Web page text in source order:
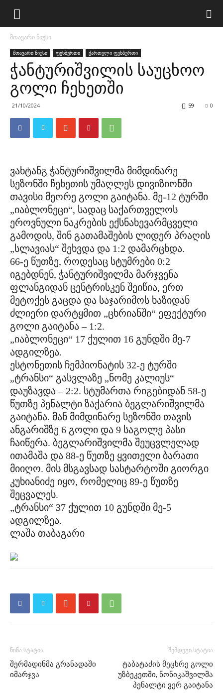
მთავარი ნიუსი
მთავარი ნიუსი ფეხბურთი ქართული ფეხბურთი
ჭანტურიშვილის საუცხოო
გოლი ჩეხეთში
21/10/2024 0
59
ვახტანგ ჭანტურიშვილმა მიმდინარე
სეზონში ჩეხეთის უმაღლეს დივიზიონში
თავისი მეორე გოლი გაიტანა. მე-12 ტურში
„იაბლონეცი“, სადაც საქართველოს
ეროვნული ნაკრების ექსნახევარმცველი
გამოდის, შინ გათამაშების ლიდერ პრაღის
„სლავიას“ შეხვდა და 1:2 დამარცხდა.
66-ე წუთზე, როდესაც სტუმრები 0:2
იგებდნენ, ჭანტურიშვილმა მარჯვენა
ფლანგიდან ცენტრისკენ შეიწია, ერთ
მეტოქეს გაცდა და საჯარიმოს ხაზიდან
ძლიერი დარტყმით „ცხრიანში“ ეფექტური
გოლი გაიტანა – 1:2.
„იაბლონეცი“ 17 ქულით 16 გუნდში მე-7
ადგილზეა.
ესტონეთის ჩემპიონატის 32-ე ტურში
„ტრანსი“ გასვლაზე „ნომე კალიუს“
დაუზავდა – 2:2. სტუმართა რიგებიდან 58-ე
წუთზე პენალტი ზაქარია ბეგლარიშვილმა
გაიტანა. მან მიმდინარე სეზონში თავის
ანგარიშზე 6 გოლი და 9 საგოლე პასი
ჩაიწერა. ბეგლარიშვილმა შეუცვლელად
ითამაშა და 88-ე წუთზე ყვითელი ბარათი
მიიღო. მის მსგავსად სასტარტოში გიორგი
კუხიანიძე იყო, რომელიც 89-ე წუთზე
შეცვალეს.
„ტრანსი“ 37 ქულით 10 გუნდში მე-5
ადგილზეა.
ლაშა თაბაგარი
წინა სტატია
შერმადინმა გრანადაში
იმარჯვა
შემდეგი სტატია
ტაბატაძის მეცხრე გოლი
უზბეკეთში, ნონიკაშვილმა
პენალტი ვერ გაიტანა